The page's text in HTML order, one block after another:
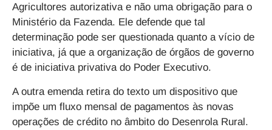
Agricultores autorizativa e não uma obrigação para o
Ministério da Fazenda. Ele defende que tal
determinação pode ser questionada quanto a vício de
iniciativa, já que a organização de órgãos de governo
é de iniciativa privativa do Poder Executivo.
A outra emenda retira do texto um dispositivo que
impõe um fluxo mensal de pagamentos às novas
operações de crédito no âmbito do Desenrola Rural.